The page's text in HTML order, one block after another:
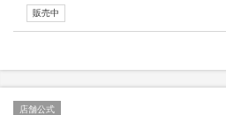
販売中
店舗公式